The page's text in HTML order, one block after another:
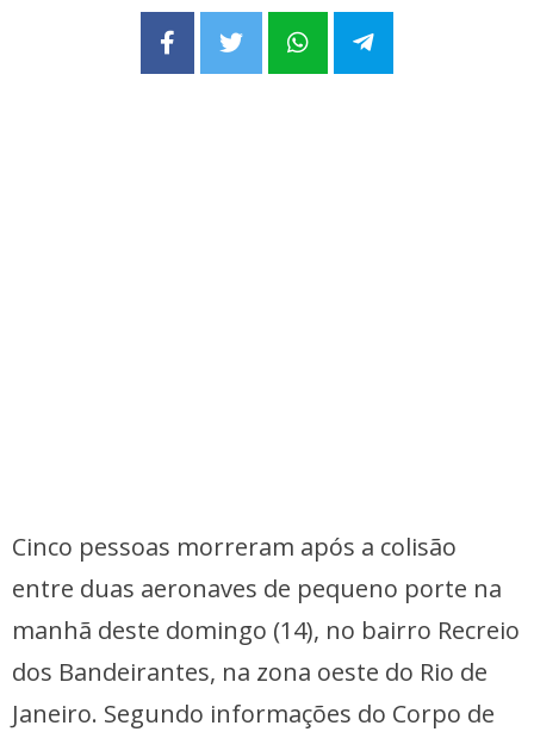
Cinco pessoas morreram após a colisão
entre duas aeronaves de pequeno porte na
manhã deste domingo (14), no bairro Recreio
dos Bandeirantes, na zona oeste do Rio de
Janeiro. Segundo informações do Corpo de